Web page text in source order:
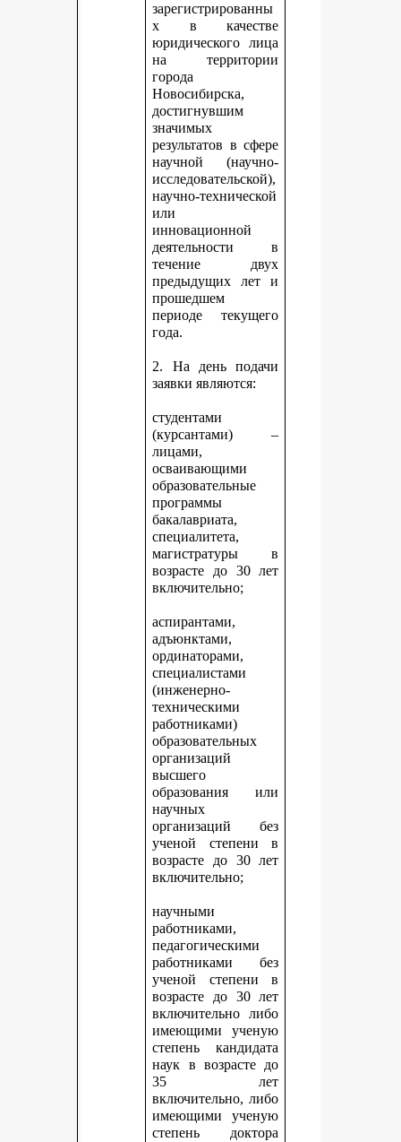
зарегистрированны
х в качестве
юридического лица
на территории
города
Новосибирска,
достигнувшим
значимых
результатов в сфере
научной (научно-
исследовательской),
научно-технической
или
инновационной
деятельности в
течение двух
предыдущих лет и
прошедшем
периоде текущего
года.
2. На день подачи
заявки являются:
студентами
(курсантами) –
лицами,
осваивающими
образовательные
программы
бакалавриата,
специалитета,
магистратуры в
возрасте до 30 лет
включительно;
аспирантами,
адъюнктами,
ординаторами,
специалистами
(инженерно-
техническими
работниками)
образовательных
организаций
высшего
образования или
научных
организаций без
ученой степени в
возрасте до 30 лет
включительно;
научными
работниками,
педагогическими
работниками без
ученой степени в
возрасте до 30 лет
включительно либо
имеющими ученую
степень кандидата
наук в возрасте до
35 лет
включительно, либо
имеющими ученую
степень доктора